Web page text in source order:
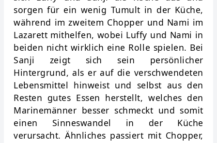
sorgen für ein wenig Tumult in der Küche,
während im zweitem Chopper und Nami im
Lazarett mithelfen, wobei Luffy und Nami in
beiden nicht wirklich eine Rolle spielen. Bei
Sanji zeigt sich sein persönlicher
Hintergrund, als er auf die verschwendeten
Lebensmittel hinweist und selbst aus den
Resten gutes Essen herstellt, welches den
Marinemänner besser schmeckt und somit
einen Sinneswandel in der Küche
verursacht. Ähnliches passiert mit Chopper,